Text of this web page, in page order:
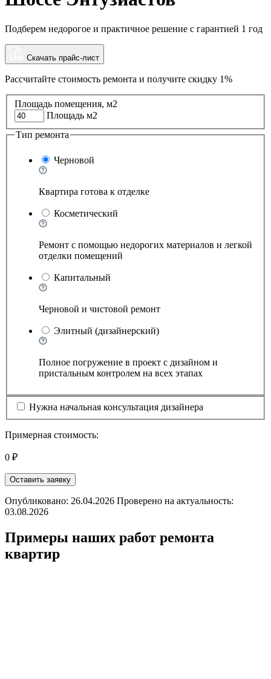
Подберем недорогое и практичное решение с гарантией 1 год
Скачать прайс-лист
Рассчитайте стоимость ремонта и получите скидку 1%
Площадь помещения, м2
Площадь м2
Тип ремонта
Черновой
Квартира готова к отделке
Косметический
Ремонт с помощью недорогих материалов и легкой
отделки помещений
Капитальный
Черновой и чистовой ремонт
Элитный (дизайнерский)
Полное погружение в проект с дизайном и
пристальным контролем на всех этапах
Нужна начальная консультация дизайнера
Примерная стоимость:
0 ₽
Оставить заявку
Опубликовано: 26.04.2026 Проверено на актуальность:
03.08.2026
Примеры наших работ ремонта
квартир